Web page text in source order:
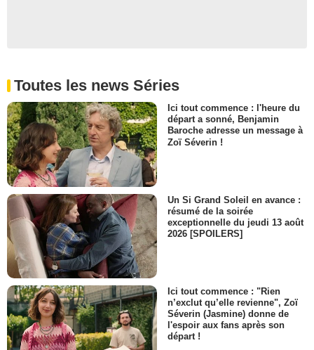
Toutes les news Séries
Ici tout commence : l'heure du
départ a sonné, Benjamin
Baroche adresse un message à
Zoï Séverin !
Un Si Grand Soleil en avance :
résumé de la soirée
exceptionnelle du jeudi 13 août
2026 [SPOILERS]
Ici tout commence : "Rien
n’exclut qu’elle revienne", Zoï
Séverin (Jasmine) donne de
l'espoir aux fans après son
départ !